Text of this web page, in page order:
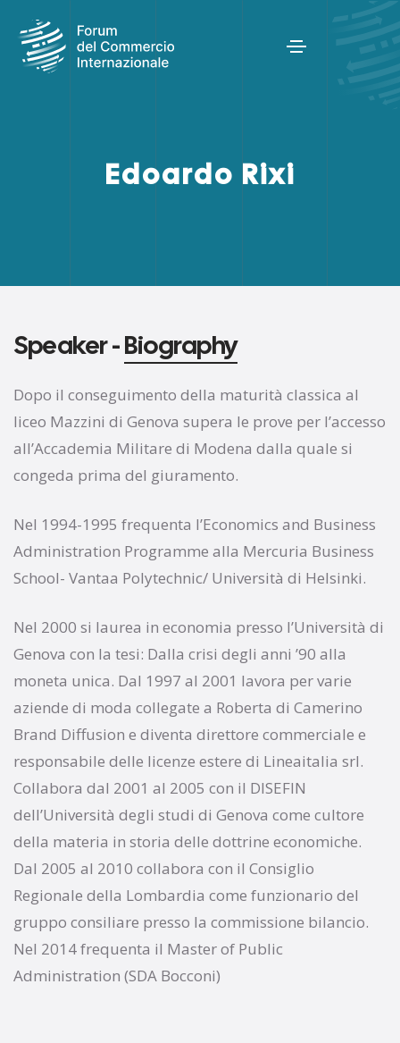
Edoardo Rixi
Speaker -Biography
Dopo il conseguimento della maturità classica al
liceo Mazzini di Genova supera le prove per l’accesso
all’Accademia Militare di Modena dalla quale si
congeda prima del giuramento.
Nel 1994-1995 frequenta l’Economics and Business
Administration Programme alla Mercuria Business
School- Vantaa Polytechnic/ Università di Helsinki.
Nel 2000 si laurea in economia presso l’Università di
Genova con la tesi: Dalla crisi degli anni ’90 alla
moneta unica. Dal 1997 al 2001 lavora per varie
aziende di moda collegate a Roberta di Camerino
Brand Diffusion e diventa direttore commerciale e
responsabile delle licenze estere di Lineaitalia srl.
Collabora dal 2001 al 2005 con il DISEFIN
dell’Università degli studi di Genova come cultore
della materia in storia delle dottrine economiche.
Dal 2005 al 2010 collabora con il Consiglio
Regionale della Lombardia come funzionario del
gruppo consiliare presso la commissione bilancio.
Nel 2014 frequenta il Master of Public
Administration (SDA Bocconi)